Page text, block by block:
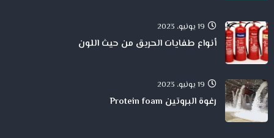
19 يونيو، 2023
أنواع طفايات الحريق من حيث اللون
19 يونيو، 2023
رغوة البروتين Protein foam